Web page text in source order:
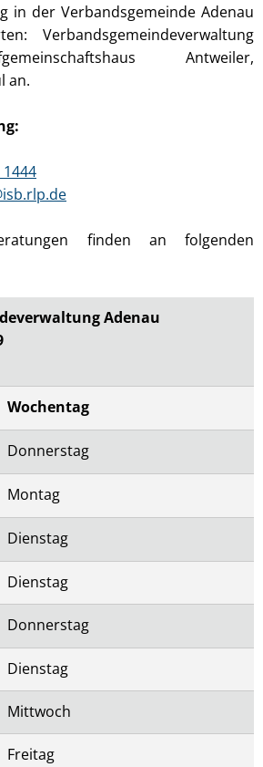
in der Verbandsgemeinde Adenau
Verbandsgemeindeverwaltung
Antweiler,
an.
finden an folgenden
Adenau
Wochentag
Donnerstag
Montag
Dienstag
Dienstag
Donnerstag
Dienstag
Mittwoch
Freitag